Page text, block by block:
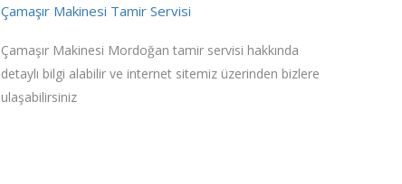
Çamaşır Makinesi Tamir Servisi
Çamaşır Makinesi Mordoğan tamir servisi hakkında
detaylı bilgi alabilir ve internet sitemiz üzerinden bizlere
ulaşabilirsiniz